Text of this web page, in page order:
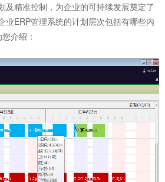
及精准控制，为企业的可持续发展奠定了
业ERP管理系统的计划层次包括有哪些内
介绍：